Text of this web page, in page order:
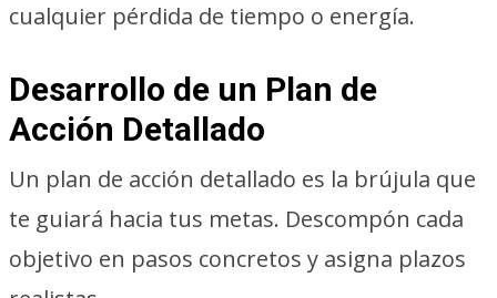
cualquier pérdida de tiempo o energía.
Desarrollo de un Plan de
Acción Detallado
Un plan de acción detallado es la brújula que
te guiará hacia tus metas. Descompón cada
objetivo en pasos concretos y asigna plazos